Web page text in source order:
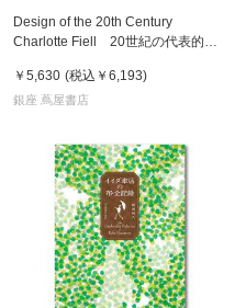
Design of the 20th Century
Charlotte Fiell 20世紀の代表的な
￥5,630 (税込 ￥6,193)
銀座 蔦屋書店